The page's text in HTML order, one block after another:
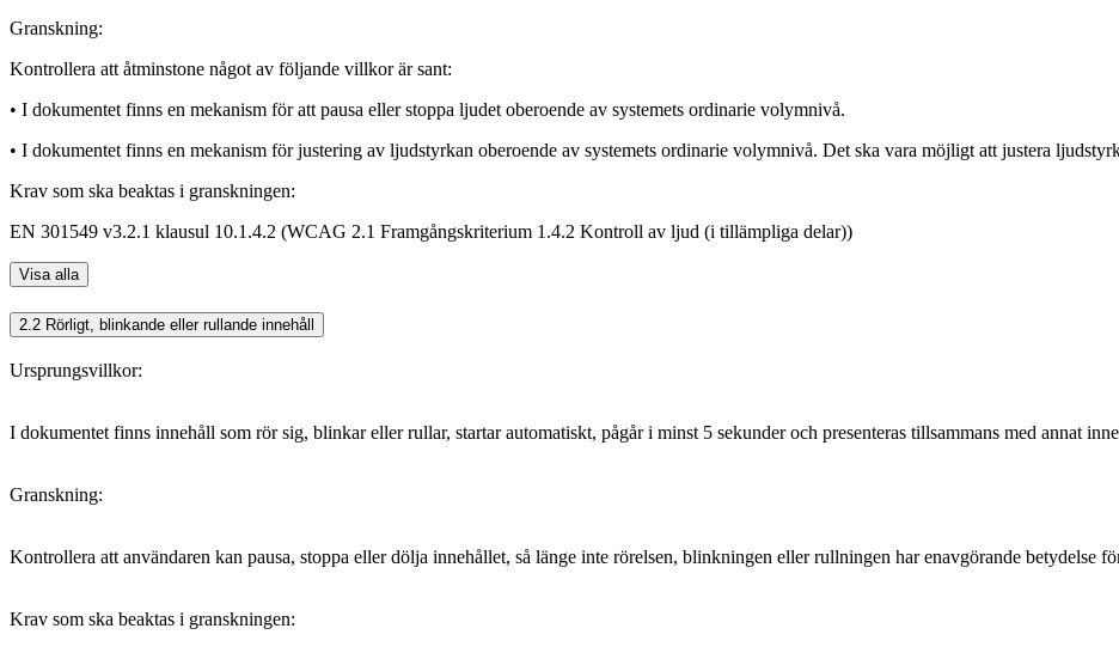
Granskning:
Kontrollera att åtminstone något av följande villkor är sant:
• I dokumentet finns en mekanism för att pausa eller stoppa ljudet oberoende av systemets ordinarie volymnivå.
• I dokumentet finns en mekanism för justering av ljudstyrkan oberoende av systemets ordinarie volymnivå. Det ska vara möjligt att justera
Krav som ska beaktas i granskningen:
EN 301549 v3.2.1 klausul 10.1.4.2 (WCAG 2.1 Framgångskriterium 1.4.2 Kontroll av ljud (i tillämpliga delar))
Visa alla
2.2 Rörligt, blinkande eller rullande innehåll
Ursprungsvillkor:
I dokumentet finns innehåll som rör sig, blinkar eller rullar, startar automatiskt, pågår i minst 5 sekunder och presenteras tillsammans med annat
Granskning:
Kontrollera att användaren kan pausa, stoppa eller dölja innehållet, så länge inte rörelsen, blinkningen eller rullningen har enavgörande betydelse
Krav som ska beaktas i granskningen: